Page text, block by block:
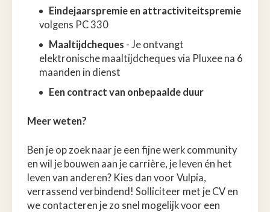
Eindejaarspremie en attractiviteitspremie
volgens PC 330
Maaltijdcheques - Je ontvangt
elektronische maaltijdcheques via Pluxee na 6
maanden in dienst
Een contract van onbepaalde duur
Meer weten?
Ben je op zoek naar je een fijne werk community
en wil je bouwen aan je carrière, je leven én het
leven van anderen? Kies dan voor Vulpia,
verrassend verbindend! Solliciteer met je CV en
we contacteren je zo snel mogelijk voor een